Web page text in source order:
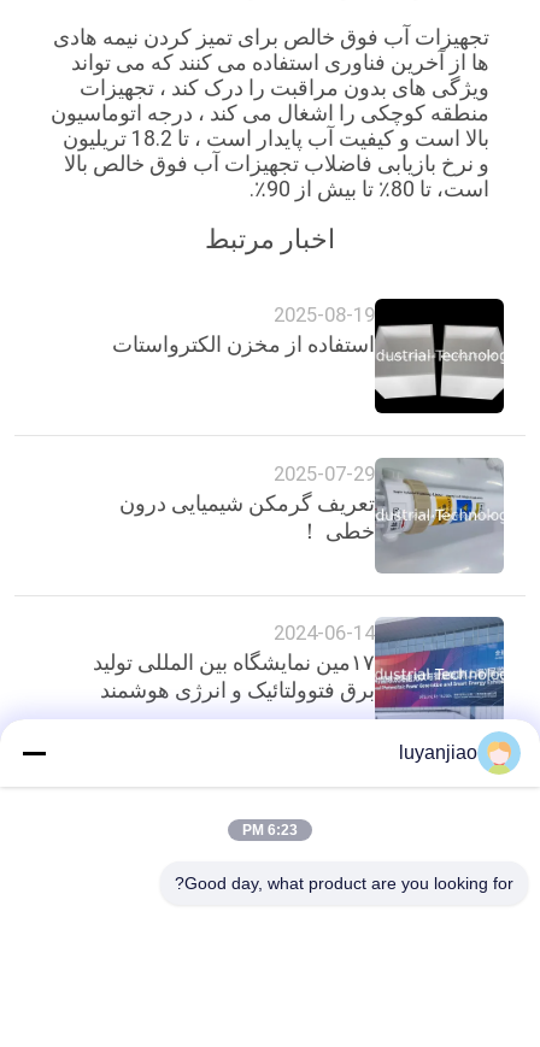
تجهیزات آب فوق خالص برای تمیز کردن نیمه هادی
ها از آخرین فناوری استفاده می کنند که می تواند
ویژگی های بدون مراقبت را درک کند ، تجهیزات
منطقه کوچکی را اشغال می کند ، درجه اتوماسیون
بالا است و کیفیت آب پایدار است ، تا 18.2 تریلیون
و نرخ بازیابی فاضلاب تجهیزات آب فوق خالص بالا
است، تا 80٪ تا بیش از 90٪.
اخبار مرتبط
2025-08-19
استفاده از مخزن الکترواستات
2025-07-29
تعریف گرمکن شیمیایی درون
خطی ！
2024-06-14
۱۷مین نمایشگاه بین المللی تولید
برق فتوولتائیک و انرژی هوشمند
بالا
luyanjiao
6:23 PM
Good day, what product are you looking for?